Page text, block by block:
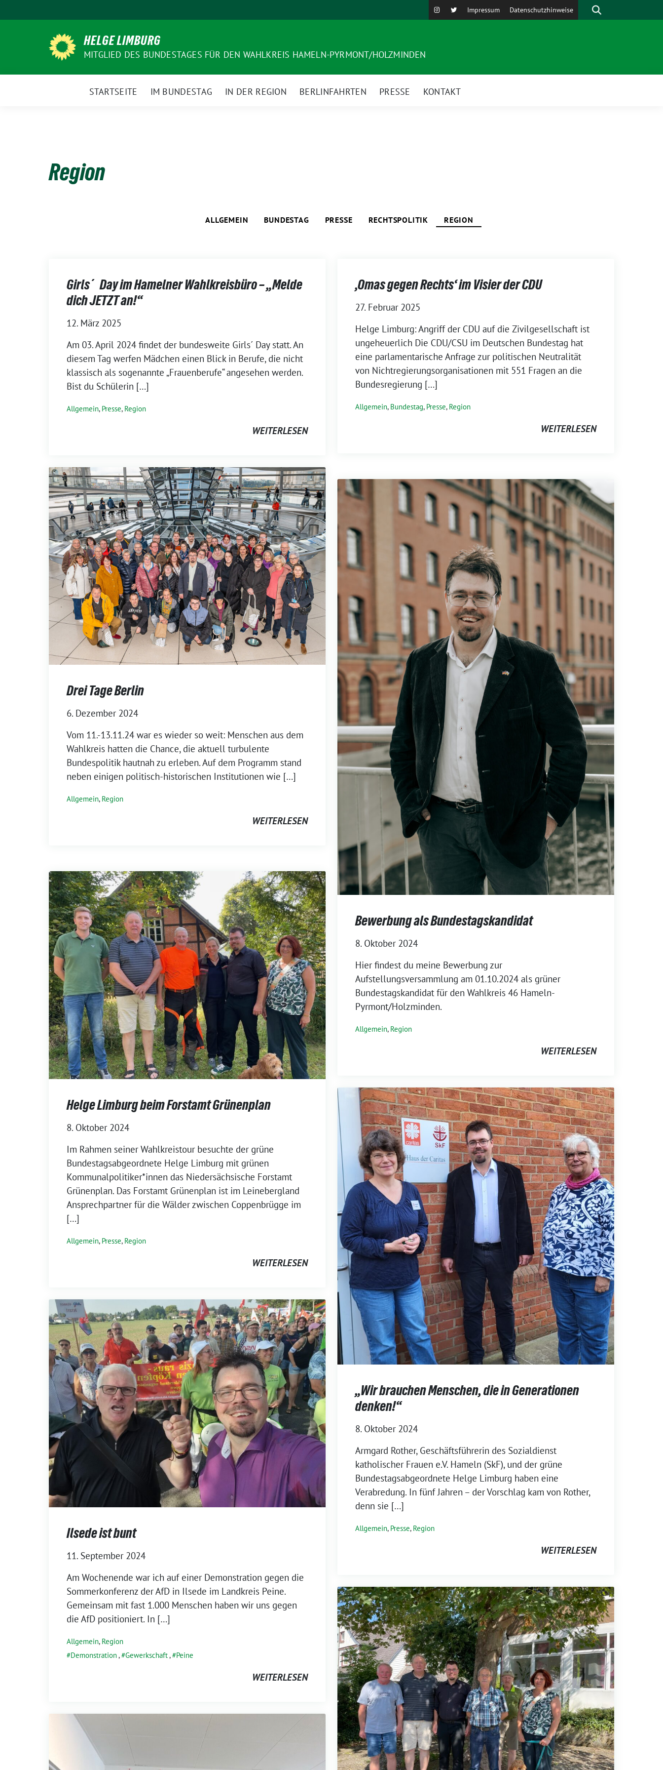
zum
Impressum Datenschutzhinweise Suche
HELGE LIMBURG
MITGLIED DES BUNDESTAGES FÜR DEN WAHLKREIS HAMELN-PYRMONT/HOLZMINDEN
STARTSEITE IM BUNDESTAG IN DER REGION BERLINFAHRTEN PRESSE KONTAKT
Region
ALLGEMEIN BUNDESTAG PRESSE RECHTSPOLITIK REGION
Girls´ Day im Hamelner Wahlkreisbüro – „Melde
dich JETZT an!“
12. März 2025
Am 03. April 2024 findet der bundesweite Girls´ Day statt. An
diesem Tag werfen Mädchen einen Blick in Berufe, die nicht
klassisch als sogenannte „Frauenberufe“ angesehen werden.
Bist du Schülerin […]
Allgemein, Presse, Region
WEITERLESEN
‚Omas gegen Rechts‘ im Visier der CDU
27. Februar 2025
Helge Limburg: Angriff der CDU auf die Zivilgesellschaft ist
ungeheuerlich Die CDU/CSU im Deutschen Bundestag hat
eine parlamentarische Anfrage zur politischen Neutralität
von Nichtregierungsorganisationen mit 551 Fragen an die
Bundesregierung […]
Allgemein, Bundestag, Presse, Region
WEITERLESEN
Drei Tage Berlin
6. Dezember 2024
Vom 11.-13.11.24 war es wieder so weit: Menschen aus dem
Wahlkreis hatten die Chance, die aktuell turbulente
Bundespolitik hautnah zu erleben. Auf dem Programm stand
neben einigen politisch-historischen Institutionen wie […]
Allgemein, Region
WEITERLESEN
Bewerbung als Bundestagskandidat
8. Oktober 2024
Hier findest du meine Bewerbung zur
Aufstellungsversammlung am 01.10.2024 als grüner
Bundestagskandidat für den Wahlkreis 46 Hameln-
Pyrmont/Holzminden.
Allgemein, Region
WEITERLESEN
Helge Limburg beim Forstamt Grünenplan
8. Oktober 2024
Im Rahmen seiner Wahlkreistour besuchte der grüne
Bundestagsabgeordnete Helge Limburg mit grünen
Kommunalpolitiker*innen das Niedersächsische Forstamt
Grünenplan. Das Forstamt Grünenplan ist im Leinebergland
Ansprechpartner für die Wälder zwischen Coppenbrügge im
[…]
Allgemein, Presse, Region
WEITERLESEN
„Wir brauchen Menschen, die in Generationen
denken!“
8. Oktober 2024
Armgard Rother, Geschäftsführerin des Sozialdienst
katholischer Frauen e.V. Hameln (SkF), und der grüne
Bundestagsabgeordnete Helge Limburg haben eine
Verabredung. In fünf Jahren – der Vorschlag kam von Rother,
denn sie […]
Allgemein, Presse, Region
WEITERLESEN
Ilsede ist bunt
11. September 2024
Am Wochenende war ich auf einer Demonstration gegen die
Sommerkonferenz der AfD in Ilsede im Landkreis Peine.
Gemeinsam mit fast 1.000 Menschen haben wir uns gegen
die AfD positioniert. In […]
Allgemein, Region
Demonstration, Gewerkschaft, Peine
WEITERLESEN